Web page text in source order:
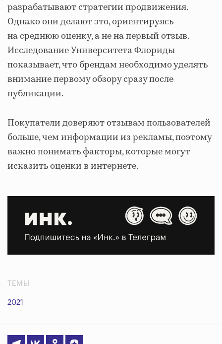
разрабатывают стратегии продвижения.
Однако они делают это, ориентируясь
на среднюю оценку, а не на первый отзыв.
Исследование Университета Флориды
показывает, что брендам необходимо уделять
внимание первому обзору сразу после
публикации.
Покупатели доверяют отзывам пользователей
больше, чем информации из рекламы, поэтому
важно понимать факторы, которые могут
исказить оценки в интернете.
ТЕМЫ
2021